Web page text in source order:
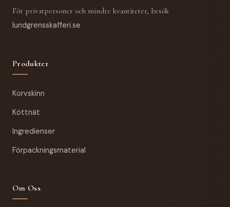
För privatpersoner och mindre kvantiteter, besök
lundgrensskafferi.se
Produkter
Korvskinn
Köttnät
Ingredienser
Förpackningsmaterial
Om Oss